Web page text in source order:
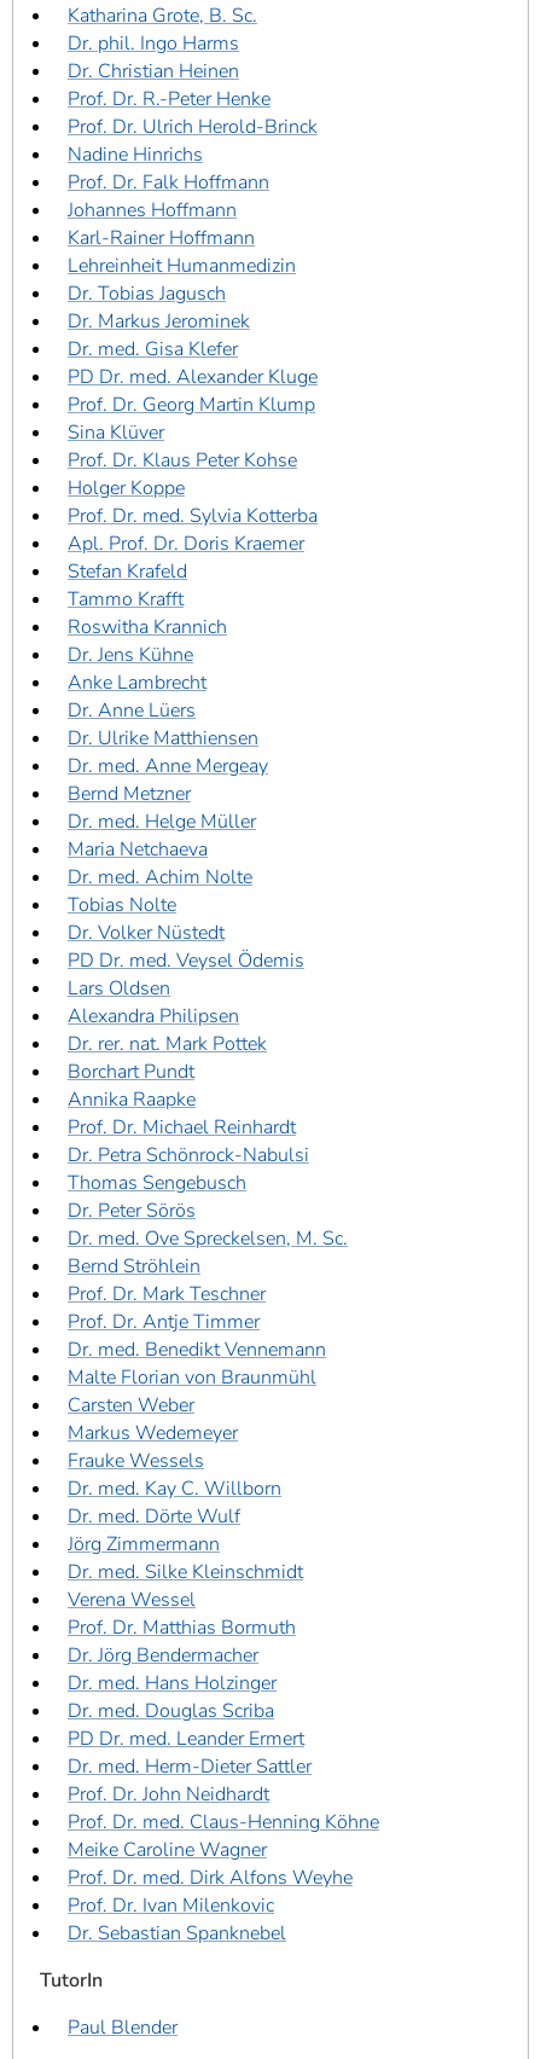
Katharina Grote, B. Sc.
Dr. phil. Ingo Harms
Dr. Christian Heinen
Prof. Dr. R.-Peter Henke
Prof. Dr. Ulrich Herold-Brinck
Nadine Hinrichs
Prof. Dr. Falk Hoffmann
Johannes Hoffmann
Karl-Rainer Hoffmann
Lehreinheit Humanmedizin
Dr. Tobias Jagusch
Dr. Markus Jerominek
Dr. med. Gisa Klefer
PD Dr. med. Alexander Kluge
Prof. Dr. Georg Martin Klump
Sina Klüver
Prof. Dr. Klaus Peter Kohse
Holger Koppe
Prof. Dr. med. Sylvia Kotterba
Apl. Prof. Dr. Doris Kraemer
Stefan Krafeld
Tammo Krafft
Roswitha Krannich
Dr. Jens Kühne
Anke Lambrecht
Dr. Anne Lüers
Dr. Ulrike Matthiensen
Dr. med. Anne Mergeay
Bernd Metzner
Dr. med. Helge Müller
Maria Netchaeva
Dr. med. Achim Nolte
Tobias Nolte
Dr. Volker Nüstedt
PD Dr. med. Veysel Ödemis
Lars Oldsen
Alexandra Philipsen
Dr. rer. nat. Mark Pottek
Borchart Pundt
Annika Raapke
Prof. Dr. Michael Reinhardt
Dr. Petra Schönrock-Nabulsi
Thomas Sengebusch
Dr. Peter Sörös
Dr. med. Ove Spreckelsen, M. Sc.
Bernd Ströhlein
Prof. Dr. Mark Teschner
Prof. Dr. Antje Timmer
Dr. med. Benedikt Vennemann
Malte Florian von Braunmühl
Carsten Weber
Markus Wedemeyer
Frauke Wessels
Dr. med. Kay C. Willborn
Dr. med. Dörte Wulf
Jörg Zimmermann
Dr. med. Silke Kleinschmidt
Verena Wessel
Prof. Dr. Matthias Bormuth
Dr. Jörg Bendermacher
Dr. med. Hans Holzinger
Dr. med. Douglas Scriba
PD Dr. med. Leander Ermert
Dr. med. Herm-Dieter Sattler
Prof. Dr. John Neidhardt
Prof. Dr. med. Claus-Henning Köhne
Meike Caroline Wagner
Prof. Dr. med. Dirk Alfons Weyhe
Prof. Dr. Ivan Milenkovic
Dr. Sebastian Spanknebel
TutorIn
Paul Blender